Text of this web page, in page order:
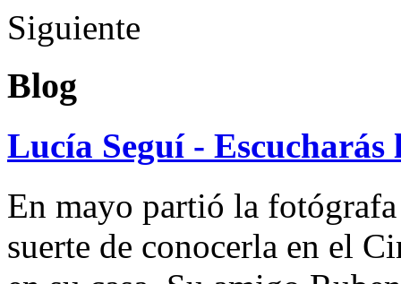
Siguiente
Blog
Lucía Seguí - Escucharás
En mayo partió la
suerte de conocerla en el